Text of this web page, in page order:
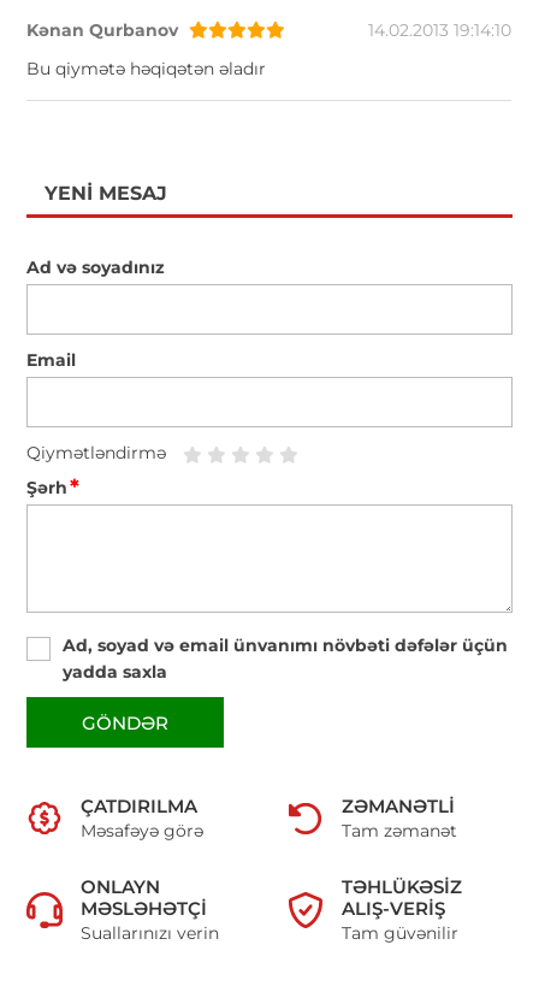
Kənan Qurbanov
14.02.2013 19:14:10
Bu qiymətə həqiqətən əladır
YENI MESAJ
Ad və soyadınız
Email
Qiymətləndirmə
Şərh*
Ad, soyad və email ünvanımı növbəti dəfələr üçün
yadda saxla
GÖNDƏR
ÇATDIRILMA
Məsafəyə görə
ZƏMANƏTLI
Tam zəmanət
ONLAYN
MƏSLƏHƏTÇI
Suallarınızı verin
TƏHLÜKƏSIZ
ALIŞ-VERIŞ
Tam güvənilir